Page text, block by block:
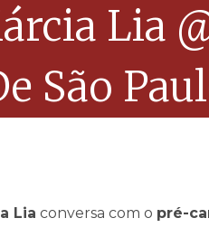
Lia
São
Lia conversa com o pré-